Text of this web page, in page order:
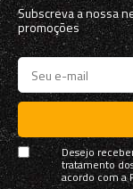
Subscreva a nossa
promoções
Desejo
tratamento
acordo com a